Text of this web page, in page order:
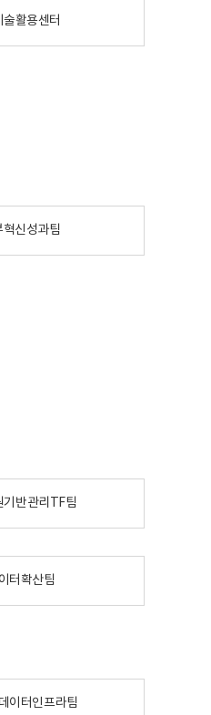
술활용센터
혁신성과팀
기반관리TF팀
터확산팀
이터인프라팀